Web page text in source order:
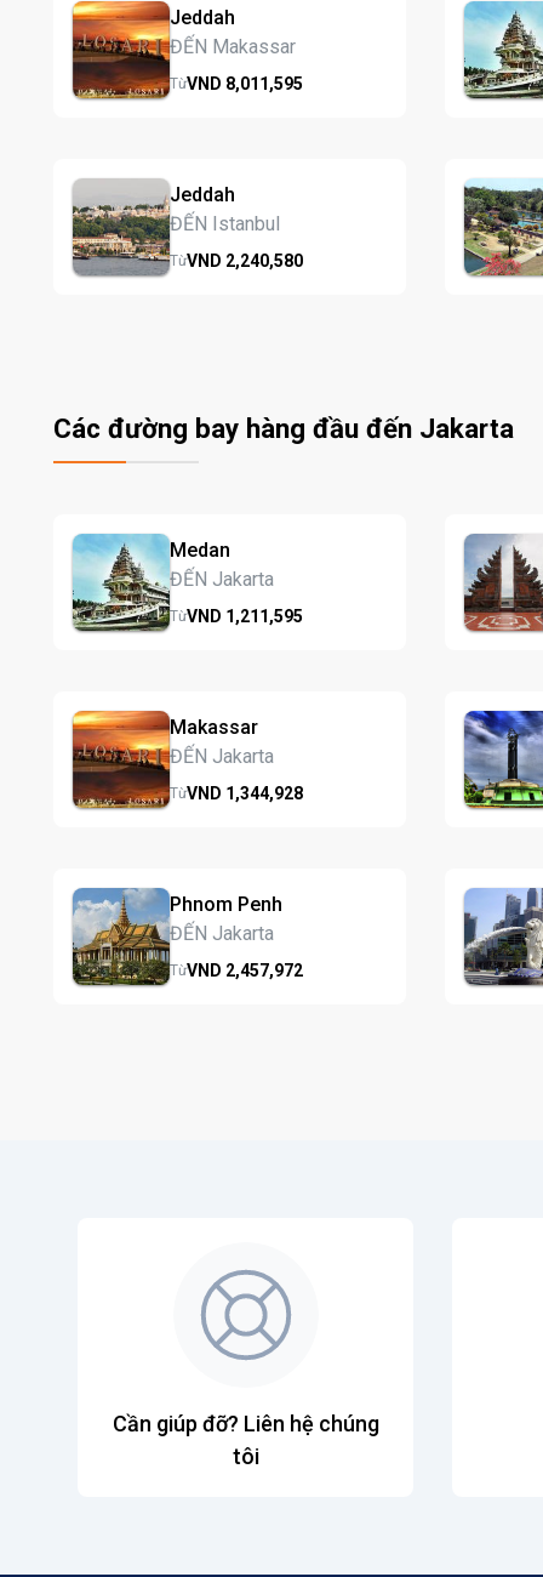
Jeddah
ĐẾN Makassar
TừVND 8,011,595
Jeddah
ĐẾN Istanbul
TừVND 2,240,580
Các đường bay hàng đầu đến Jakarta
Medan
ĐẾN Jakarta
TừVND 1,211,595
Makassar
ĐẾN Jakarta
TừVND 1,344,928
Phnom Penh
ĐẾN Jakarta
TừVND 2,457,972
Cần giúp đỡ? Liên hệ chúng
tôi